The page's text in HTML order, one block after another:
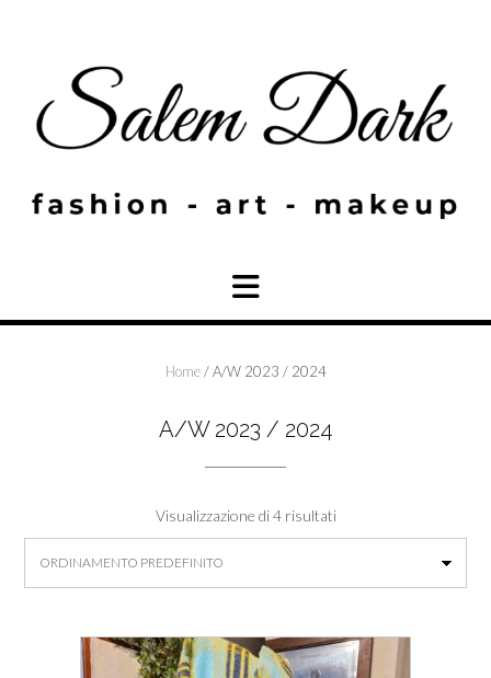
Home/ A/W 2023 / 2024
A/W 2023 / 2024
Visualizzazione di 4 risultati